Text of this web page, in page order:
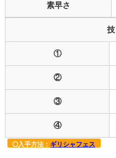
素早さ
技
①
②
③
④
入手方法： ギリシャフェス